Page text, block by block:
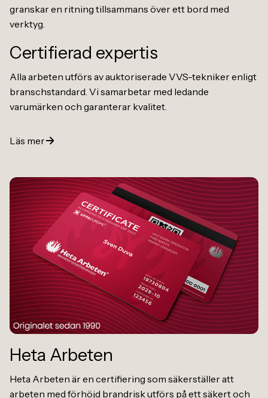
Certifierad expertis
Alla arbeten utförs av auktoriserade VVS-tekniker enligt
branschstandard. Vi samarbetar med ledande
varumärken och garanterar kvalitet.
Läs mer
Heta Arbeten
Heta Arbeten är en certifiering som säkerställer att
arbeten med förhöjd brandrisk utförs på ett säkert och